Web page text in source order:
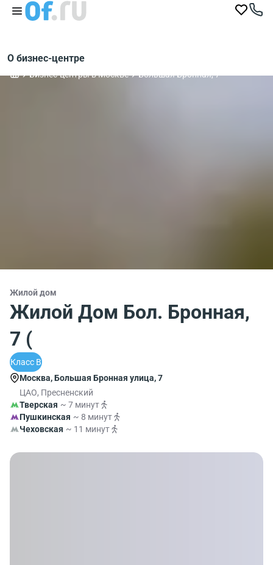
О бизнес-центре
Бизнес-центры в Москве Большая Бронная, 7
Жилой дом
Жилой Дом Бол. Бронная,
7 (
Класс B
Москва, Большая Бронная улица, 7
ЦАО, Пресненский
Тверская ~ 7 минут
Пушкинская ~ 8 минут
Чеховская ~ 11 минут